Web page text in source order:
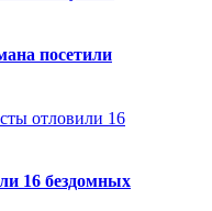
посетили
16 бездомных